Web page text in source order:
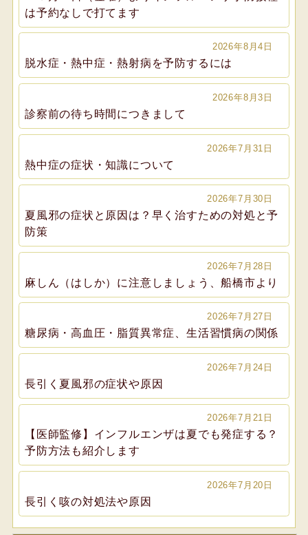
は予約なしで打てます
2026年8月4日
脱水症・熱中症・熱射病を予防するには
2026年8月3日
診察前の待ち時間につきまして
2026年7月31日
熱中症の症状・知識について
2026年7月30日
夏風邪の症状と原因は？早く治すための対処と予
防策
2026年7月28日
麻しん（はしか）に注意しましょう、船橋市より
2026年7月27日
糖尿病・高血圧・脂質異常症、生活習慣病の関係
2026年7月24日
長引く夏風邪の症状や原因
2026年7月21日
【医師監修】インフルエンザは夏でも発症する？
予防方法も紹介します
2026年7月20日
長引く咳の対処法や原因